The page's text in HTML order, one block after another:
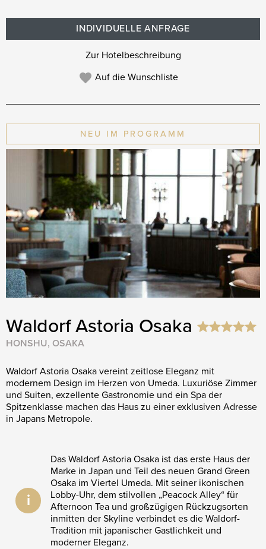
INDIVIDUELLE ANFRAGE
Zur Hotelbeschreibung
Auf die Wunschliste
NEU IM PROGRAMM
Waldorf Astoria Osaka
HONSHU, OSAKA
Waldorf Astoria Osaka vereint zeitlose Eleganz mit
modernem Design im Herzen von Umeda. Luxuriöse Zimmer
und Suiten, exzellente Gastronomie und ein Spa der
Spitzenklasse machen das Haus zu einer exklusiven Adresse
in Japans Metropole.
i
Das Waldorf Astoria Osaka ist das erste Haus der
Marke in Japan und Teil des neuen Grand Green
Osaka im Viertel Umeda. Mit seiner ikonischen
Lobby-Uhr, dem stilvollen „Peacock Alley“ für
Afternoon Tea und großzügigen Rückzugsorten
inmitten der Skyline verbindet es die Waldorf-
Tradition mit japanischer Gastlichkeit und
moderner Eleganz.